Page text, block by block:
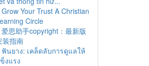
Grow Your Trust A Christian
Circle
爱思助手copyright：最新版
装指南
ฟันยาง: เคล็ดลับการดูแลให้
งแรง